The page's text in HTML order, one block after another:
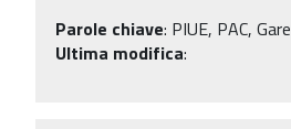
Parole chiave: PIUE, PAC, Gare
Ultima modifica: